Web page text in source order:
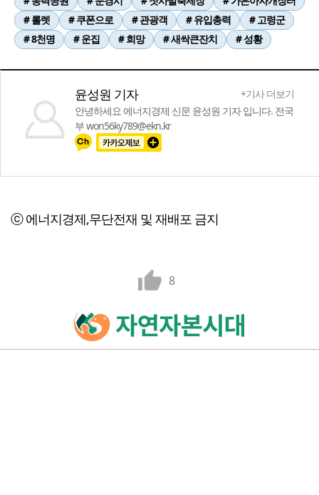
# 롤렛
# 쿠폰으로 # 관광객 # 유입총력
# 고령군
# 8천명
# 운집 # 희망 # 새싹큰잔치 # 성황
윤성원 기자
+기사 더보기
안녕하세요 에너지경제 신문 윤성원 기자 입니다. 전국
부 won56ky789@ekn.kr
ⓒ 에너지경제,무단전재 및 재배포 금지
8